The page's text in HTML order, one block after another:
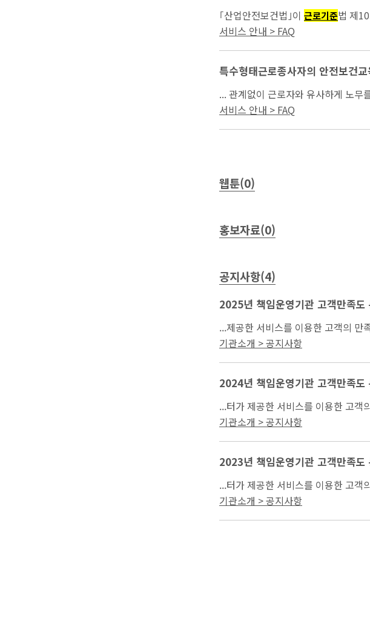
｢산업안전보건법｣이 근로기준법 제
서비스 안내 > FAQ
특수형태근로종사자의 안전보건
... 관계없이 근로자와 유사하게 노무
으로서, ①｢산업안전보건법｣ 시행령
서비스 안내 > FAQ
웹툰(0)
홍보자료(0)
공지사항(4)
2025년 책임운영기관 고객만족
공받은 날부터 만족도(인식도...
기관소개 > 공지사항
2024년 책임운영기관 고객만족
간: 제공받은 날부터 만족도(인식도)
기관소개 > 공지사항
2023년 책임운영기관 고객만족
제공받은 날부터 만족도(인식도) 조사
기관소개 > 공지사항